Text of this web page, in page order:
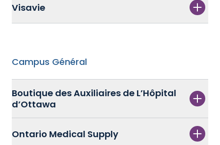
Visavie
Campus Général
Boutique des Auxiliaires de L’Hôpital
d’Ottawa
Ontario Medical Supply